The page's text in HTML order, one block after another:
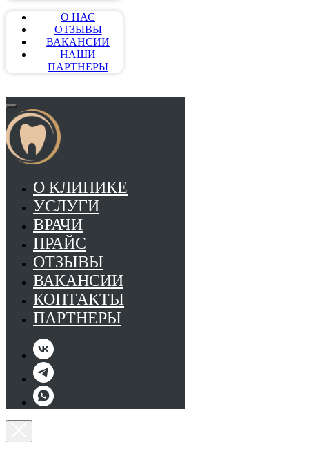
О НАС
ОТЗЫВЫ
ВАКАНСИИ
НАШИ
ПАРТНЕРЫ
О КЛИНИКЕ
УСЛУГИ
ВРАЧИ
ПРАЙС
ОТЗЫВЫ
ВАКАНСИИ
КОНТАКТЫ
ПАРТНЕРЫ